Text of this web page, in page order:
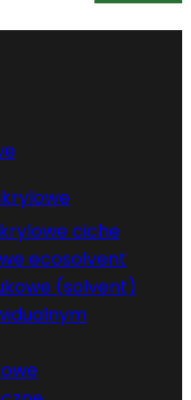
ciche
ecosolvent
(solvent)